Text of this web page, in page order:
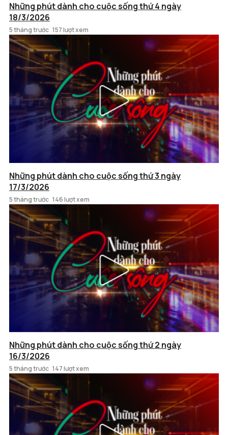
Những phút dành cho cuộc sống thứ 4 ngày
18/3/2026
5 tháng trước 157 lượt xem
Những phút dành cho cuộc sống thứ 3 ngày
17/3/2026
5 tháng trước 146 lượt xem
Những phút dành cho cuộc sống thứ 2 ngày
16/3/2026
5 tháng trước 147 lượt xem